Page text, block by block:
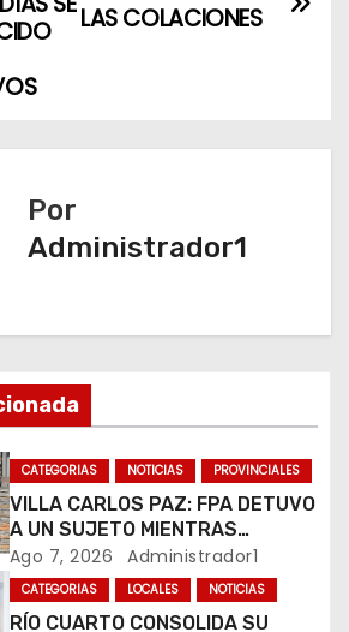
LAS COLACIONES
Por
Administrador1
CATEGORIAS NOTICIAS PROVINCIALES
VILLA CARLOS PAZ: FPA DETUVO
A UN SUJETO MIENTRAS
COMERCIALIZABA COCAÍNA Y
MARIHUANA EN UNA PLAZA
Ago 7, 2026 Administrador1
CATEGORIAS LOCALES NOTICIAS
RÍO CUARTO CONSOLIDA SU